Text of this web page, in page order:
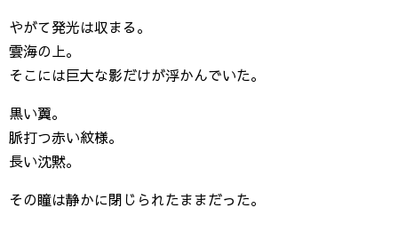
やがて発光は収まる。
雲海の上。
そこには巨大な影だけが浮かんでいた。
黒い翼。
脈打つ赤い紋様。
長い沈黙。
その瞳は静かに閉じられたままだった。